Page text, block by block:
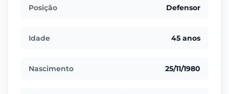
Posição Defensor
Idade 45 anos
Nascimento 25/11/1980